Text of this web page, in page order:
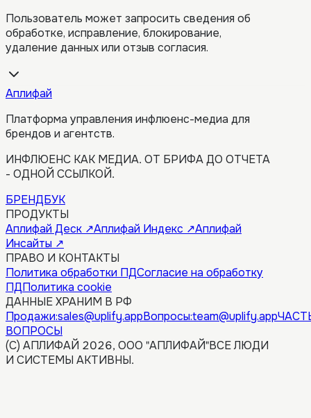
Пользователь может запросить сведения об
обработке, исправление, блокирование,
удаление данных или отзыв согласия.
Аплифай
Платформа управления инфлюенс-медиа для
брендов и агентств.
ИНФЛЮЕНС КАК МЕДИА. ОТ БРИФА ДО ОТЧЕТА
- ОДНОЙ ССЫЛКОЙ.
БРЕНДБУК
ПРОДУКТЫ
Аплифай Деск ↗Аплифай Индекс ↗Аплифай
Инсайты ↗
ПРАВО И КОНТАКТЫ
Политика обработки ПДСогласие на обработку
ПДПолитика cookie
ДАННЫЕ ХРАНИМ В РФ
Продажи:sales@uplify.appВопросы:team@uplify.app
ВОПРОСЫ
(C) АПЛИФАЙ 2026, ООО "АПЛИФАЙ"ВСЕ ЛЮДИ
И СИСТЕМЫ АКТИВНЫ.